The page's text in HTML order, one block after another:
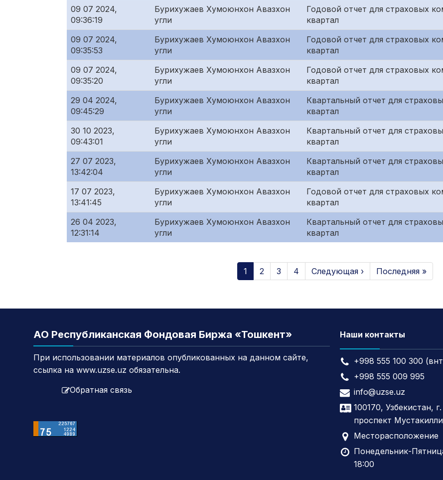
09 07 2024,
09:36:19
Бурихужаев Хумоюнхон Авазхон
угли
Годовой отчет для страховых
квартал
09 07 2024,
09:35:53
Бурихужаев Хумоюнхон Авазхон
угли
Годовой отчет для страховых
квартал
09 07 2024,
09:35:20
Бурихужаев Хумоюнхон Авазхон
угли
Годовой отчет для страховых
квартал
29 04 2024,
09:45:29
Бурихужаев Хумоюнхон Авазхон
угли
Квартальный отчет для
квартал
30 10 2023,
09:43:01
Бурихужаев Хумоюнхон Авазхон
угли
Квартальный отчет для
квартал
27 07 2023,
13:42:04
Бурихужаев Хумоюнхон Авазхон
угли
Квартальный отчет для
квартал
17 07 2023,
13:41:45
Бурихужаев Хумоюнхон Авазхон
угли
Годовой отчет для страховых
квартал
26 04 2023,
12:31:14
Бурихужаев Хумоюнхон Авазхон
угли
Квартальный отчет для
квартал
1 2 3 4 Следующая › Последняя »
АО Республиканская Фондовая Биржа «Тошкент»
При использовании материалов опубликованных на данном сайте,
ссылка на www.uzse.uz обязательна.
Обратная связь
Наши контакты
+998 555 100 300
+998 555 009 995
info@uzse.uz
100170, Узбекистан,
проспект
Месторасположение
Понедельник-
18:00